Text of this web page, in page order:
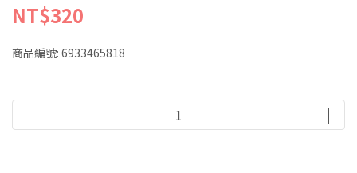
NT$320
商品編號: 6933465818